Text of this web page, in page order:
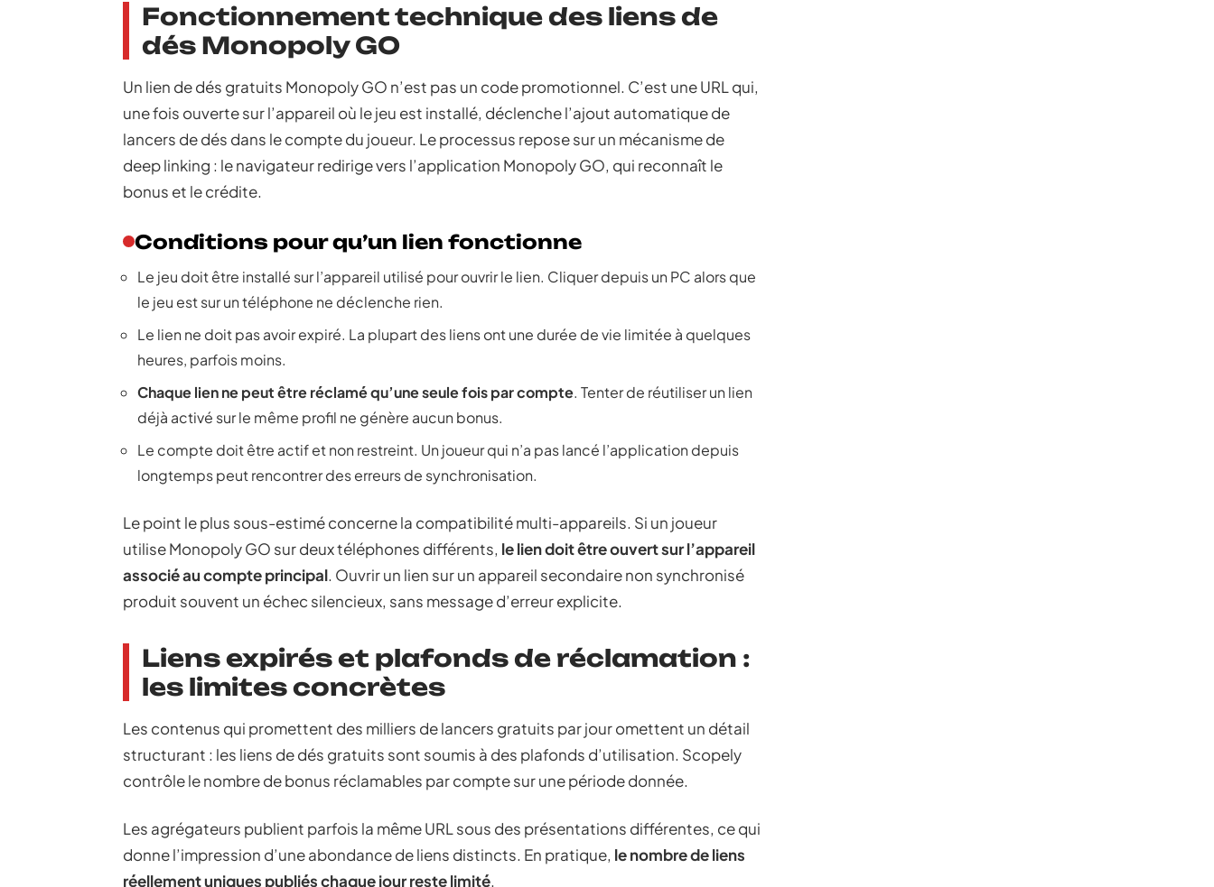
Fonctionnement technique des liens de
dés Monopoly GO
Un lien de dés gratuits Monopoly GO n’est pas un code promotionnel. C’est une URL qui,
une fois ouverte sur l’appareil où le jeu est installé, déclenche l’ajout automatique de
lancers de dés dans le compte du joueur. Le processus repose sur un mécanisme de
deep linking : le navigateur redirige vers l’application Monopoly GO, qui reconnaît le
bonus et le crédite.
Conditions pour qu’un lien fonctionne
Le jeu doit être installé sur l’appareil utilisé pour ouvrir le lien. Cliquer depuis un PC alors que
le jeu est sur un téléphone ne déclenche rien.
Le lien ne doit pas avoir expiré. La plupart des liens ont une durée de vie limitée à quelques
heures, parfois moins.
Chaque lien ne peut être réclamé qu’une seule fois par compte. Tenter de réutiliser un lien
déjà activé sur le même profil ne génère aucun bonus.
Le compte doit être actif et non restreint. Un joueur qui n’a pas lancé l’application depuis
longtemps peut rencontrer des erreurs de synchronisation.
Le point le plus sous-estimé concerne la compatibilité multi-appareils. Si un joueur
utilise Monopoly GO sur deux téléphones différents, le lien doit être ouvert sur l’appareil
associé au compte principal. Ouvrir un lien sur un appareil secondaire non synchronisé
produit souvent un échec silencieux, sans message d’erreur explicite.
Liens expirés et plafonds de réclamation :
les limites concrètes
Les contenus qui promettent des milliers de lancers gratuits par jour omettent un détail
structurant : les liens de dés gratuits sont soumis à des plafonds d’utilisation. Scopely
contrôle le nombre de bonus réclamables par compte sur une période donnée.
Les agrégateurs publient parfois la même URL sous des présentations différentes, ce qui
donne l’impression d’une abondance de liens distincts. En pratique, le nombre de liens
réellement uniques publiés chaque jour reste limité.